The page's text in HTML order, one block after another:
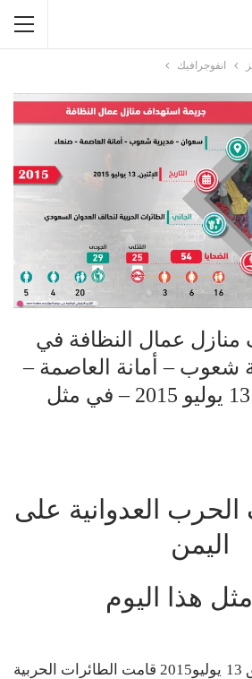
انفوجرافيك
عمال النظافة في
شعوب – أمانة العاصمة –
صنعاء – الإثنين, 13 يوليو 2015 – في مثل
العدوانية على
اليمن
هذا اليوم
في يوم الإثنين الموافق 13 يوليو2015 قامت الطائرات الحربية